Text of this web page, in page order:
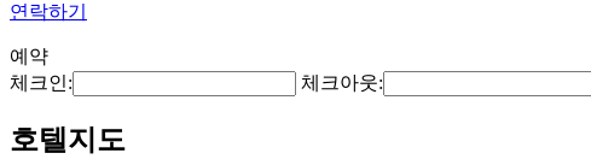
연락하기
예약
체크인:
체크아웃:
호텔지도